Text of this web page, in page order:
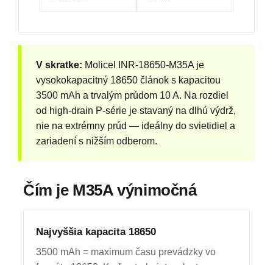
V skratke: Molicel INR-18650-M35A je
vysokokapacitný 18650 článok s kapacitou
3500 mAh a trvalým prúdom 10 A. Na rozdiel
od high-drain P-série je stavaný na dlhú výdrž,
nie na extrémny prúd — ideálny do svietidiel a
zariadení s nižším odberom.
Čím je M35A výnimočná
Najvyššia kapacita 18650
3500 mAh = maximum času prevádzky vo